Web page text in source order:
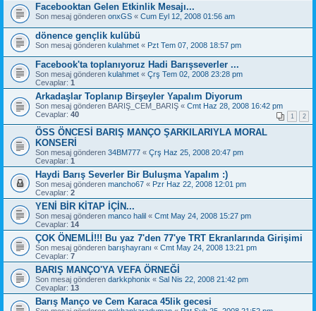
Facebooktan Gelen Etkinlik Mesajı...
Son mesaj gönderen onxGS « Cum Eyl 12, 2008 01:56 am
dönence gençlik kulübü
Son mesaj gönderen kulahmet « Pzt Tem 07, 2008 18:57 pm
Facebook'ta toplanıyoruz Hadi Barışseverler ...
Son mesaj gönderen kulahmet « Çrş Tem 02, 2008 23:28 pm
Cevaplar: 1
Arkadaşlar Toplanıp Birşeyler Yapalım Diyorum
Son mesaj gönderen BARIŞ_CEM_BARIŞ « Cmt Haz 28, 2008 16:42 pm
Cevaplar: 40 1 2
ÖSS ÖNCESİ BARIŞ MANÇO ŞARKILARIYLA MORAL
KONSERİ
Son mesaj gönderen 34BM777 « Çrş Haz 25, 2008 20:47 pm
Cevaplar: 1
Haydi Barış Severler Bir Buluşma Yapalım :)
Son mesaj gönderen mancho67 « Pzr Haz 22, 2008 12:01 pm
Cevaplar: 2
YENİ BİR KİTAP İÇİN...
Son mesaj gönderen manco halil « Cmt May 24, 2008 15:27 pm
Cevaplar: 14
ÇOK ÖNEMLİ!!! Bu yaz 7'den 77'ye TRT Ekranlarında Girişimi
Son mesaj gönderen barışhayranı « Cmt May 24, 2008 13:21 pm
Cevaplar: 7
BARIŞ MANÇO'YA VEFA ÖRNEĞİ
Son mesaj gönderen darkkphonix « Sal Nis 22, 2008 21:42 pm
Cevaplar: 13
Barış Manço ve Cem Karaca 45lik gecesi